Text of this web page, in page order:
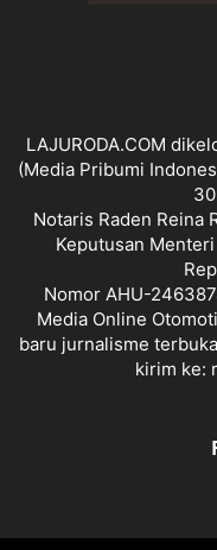
LAJURODA.COM
(Media Pribumi
Notaris Raden Reina
Keputusan
Nomor AHU-
Media Online
baru jurnalisme
kirim ke: